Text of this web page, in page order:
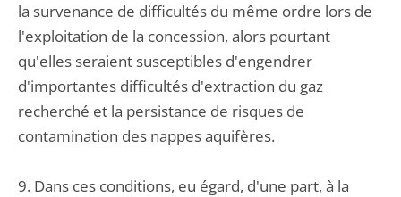
la survenance de difficultés du même ordre lors de
l'exploitation de la concession, alors pourtant
qu'elles seraient susceptibles d'engendrer
d'importantes difficultés d'extraction du gaz
recherché et la persistance de risques de
contamination des nappes aquifères.
9. Dans ces conditions, eu égard, d'une part, à la